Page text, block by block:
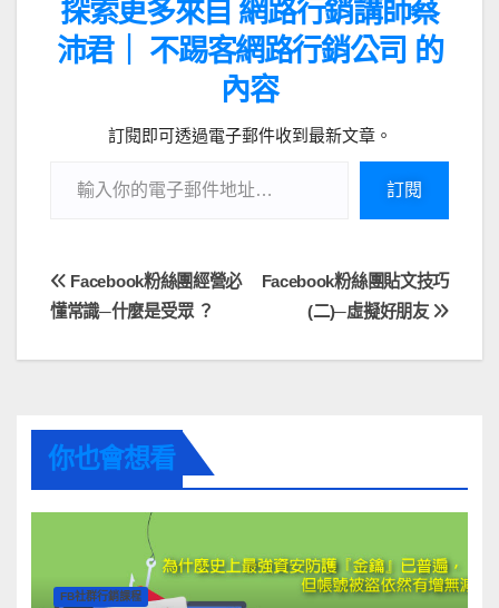
o
o
n
g
d
探索更多來自 網路行銷講師蔡
沛君｜ 不踢客網路行銷公司 的
內容
訂閱即可透過電子郵件收到最新文章。
訂閱
Facebook粉絲團貼文技巧
(二)─虛擬好朋友
Facebook粉絲團經營必
懂常識─什麼是受眾 ？
你也會想看
FB社群行銷課程